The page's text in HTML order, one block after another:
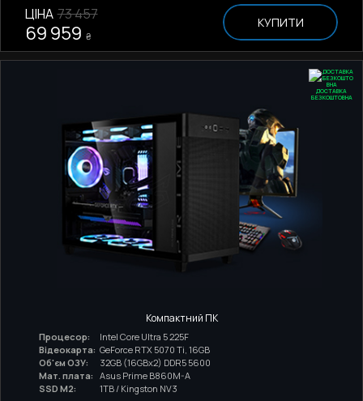
ЦІНА 73 457
69 959 ₴
КУПИТИ
ДОСТАВКА
БЕЗКОШТОВНА
Компактний ПК
Процесор:
Intel Core Ultra 5 225F
Відеокарта: GeForce RTX 5070 Ti, 16GB
Об'єм ОЗУ:
32GB (16GBx2) DDR5 5600
Мат. плата:
Asus Prime B860M-A
SSD M2:
1TB / Kingston NV3